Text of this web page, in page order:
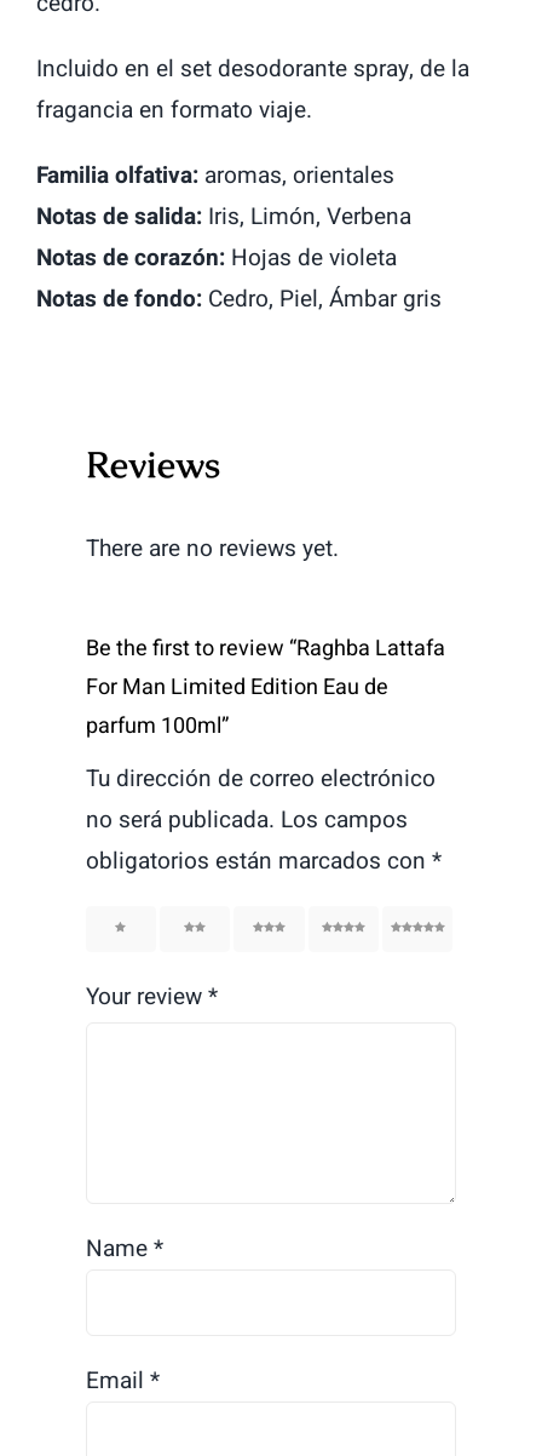
Incluido en el set desodorante spray, de la
fragancia en formato viaje.
Familia olfativa:aromas, orientales
Notas de salida:Iris, Limón, Verbena
Notas de corazón:Hojas de violeta
Notas de fondo:Cedro, Piel, Ámbar gris
Reviews
There are no reviews yet.
Be the first to review “Raghba Lattafa
For Man Limited Edition Eau de
parfum 100ml”
Tu dirección de correo electrónico
no será publicada. Los campos
obligatorios están marcados con *
2 3 4 5
Your review*
Name*
Email *